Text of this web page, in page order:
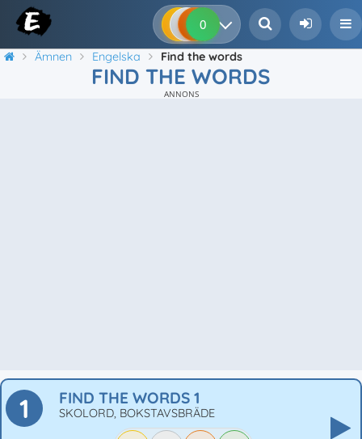
0 0 0
Ämnen Engelska Find the words
FIND THE WORDS
ANNONS
1 FIND THE WORDS 1
SKOLORD, BOKSTAVSBRÄDE